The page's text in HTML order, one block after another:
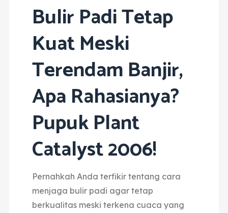
Bulir Padi Tetap
Kuat Meski
Terendam Banjir,
Apa Rahasianya?
Pupuk Plant
Catalyst 2006!
Pernahkah Anda terfikir tentang cara
menjaga bulir padi agar tetap
berkualitas meski terkena cuaca yang